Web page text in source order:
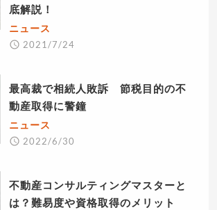
底解説！
ニュース
2021/7/24
最高裁で相続人敗訴 節税目的の不
動産取得に警鐘
ニュース
2022/6/30
不動産コンサルティングマスターと
は？難易度や資格取得のメリット